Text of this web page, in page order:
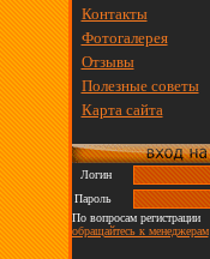
Контакты
Фотогалерея
Отзывы
Полезные советы
Карта сайта
Логин
Пароль
По вопросам регистрации
обращайтесь к менеджерам